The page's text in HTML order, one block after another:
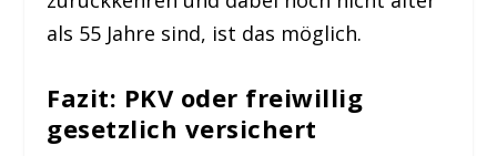
als 55 Jahre sind, ist das möglich.
Fazit: PKV oder freiwillig
gesetzlich versichert